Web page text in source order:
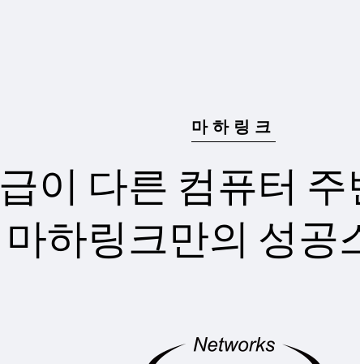
마하링크
급이 다른 컴퓨터 주
마하링크만의 성공